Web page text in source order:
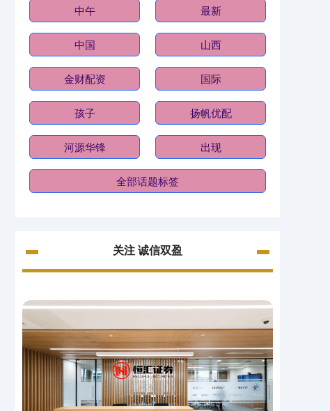
中午 最新
中国 山西
金财配资 国际
孩子 扬帆优配
河源华锋 出现
全部话题标签
关注 诚信双盈